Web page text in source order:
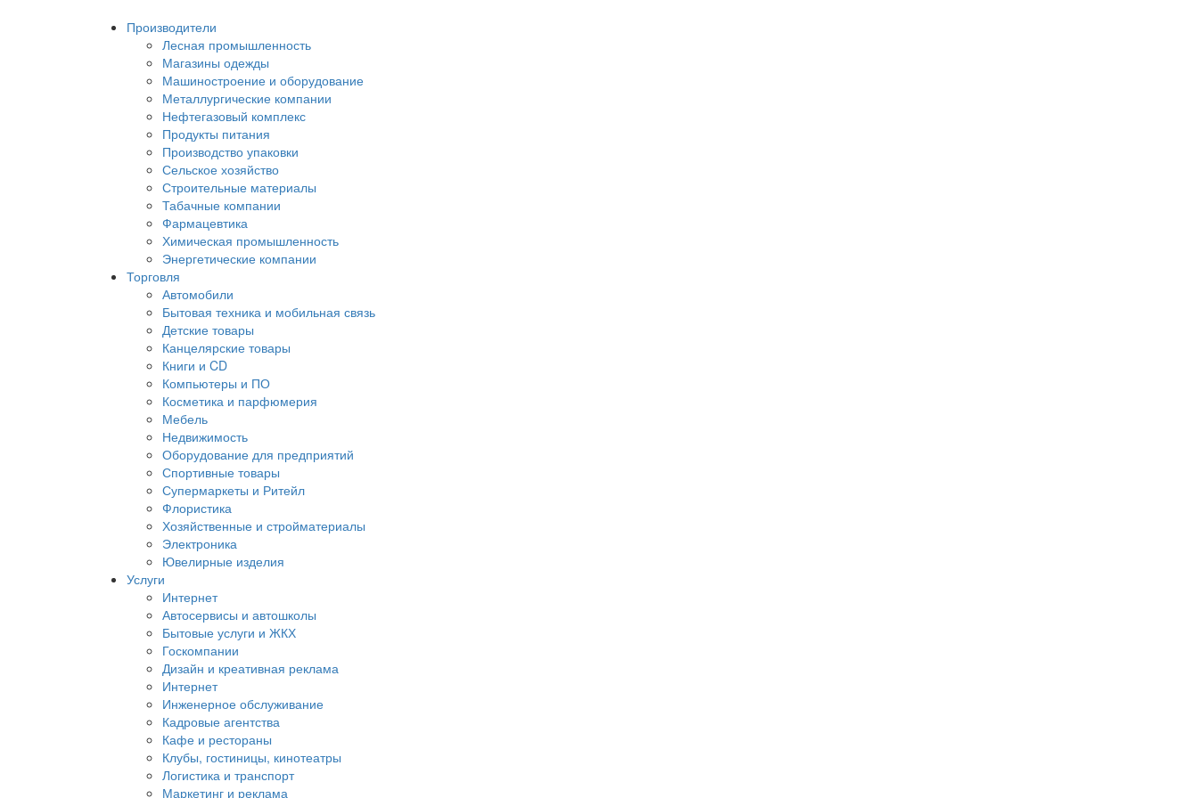
Производители
Лесная промышленность
Магазины одежды
Машиностроение и оборудование
Металлургические компании
Нефтегазовый комплекс
Продукты питания
Производство упаковки
Сельское хозяйство
Строительные материалы
Табачные компании
Фармацевтика
Химическая промышленность
Энергетические компании
Торговля
Автомобили
Бытовая техника и мобильная связь
Детские товары
Канцелярские товары
Книги и CD
Компьютеры и ПО
Косметика и парфюмерия
Мебель
Недвижимость
Оборудование для предприятий
Спортивные товары
Супермаркеты и Ритейл
Флористика
Хозяйственные и стройматериалы
Электроника
Ювелирные изделия
Услуги
Интернет
Автосервисы и автошколы
Бытовые услуги и ЖКХ
Госкомпании
Дизайн и креативная реклама
Интернет
Инженерное обслуживание
Кадровые агентства
Кафе и рестораны
Клубы, гостиницы, кинотеатры
Логистика и транспорт
Маркетинг и реклама